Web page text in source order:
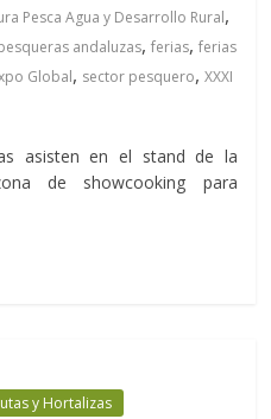
Pesca Agua y Desarrollo Rural,
andaluzas,ferias,ferias
Global, sector pesquero,XXXI
asisten en el stand de la
de showcooking para
y Hortalizas